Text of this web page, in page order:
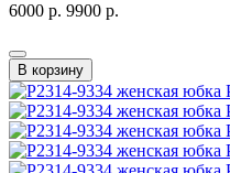
6000 р. 9900 р.
В корзину